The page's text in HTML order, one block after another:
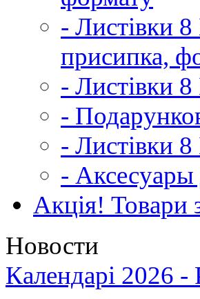
- Листівки 8
присипка,
- Листівки
-
- Листівки
- Аксесуары
Акція! Товари
Новости
Календарі 2026 -